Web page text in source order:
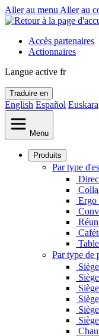
Aller au menu Aller au
Accès partenaires
Actionnaires
Langue active fr
Traduire en
English Español Euskara
Menu
Produits
Par type
Ergo
Par type de